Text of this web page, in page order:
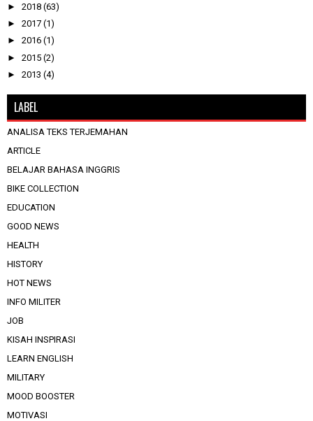
► 2018 (63)
► 2017 (1)
► 2016 (1)
► 2015 (2)
► 2013 (4)
LABEL
ANALISA TEKS TERJEMAHAN
ARTICLE
BELAJAR BAHASA INGGRIS
BIKE COLLECTION
EDUCATION
GOOD NEWS
HEALTH
HISTORY
HOT NEWS
INFO MILITER
JOB
KISAH INSPIRASI
LEARN ENGLISH
MILITARY
MOOD BOOSTER
MOTIVASI